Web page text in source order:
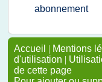
abonnement
Accueil | Mentions
d'utilisation |
de cette page